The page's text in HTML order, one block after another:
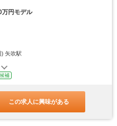
万円モデル
) 矢吹駅
補
この求人に興味がある